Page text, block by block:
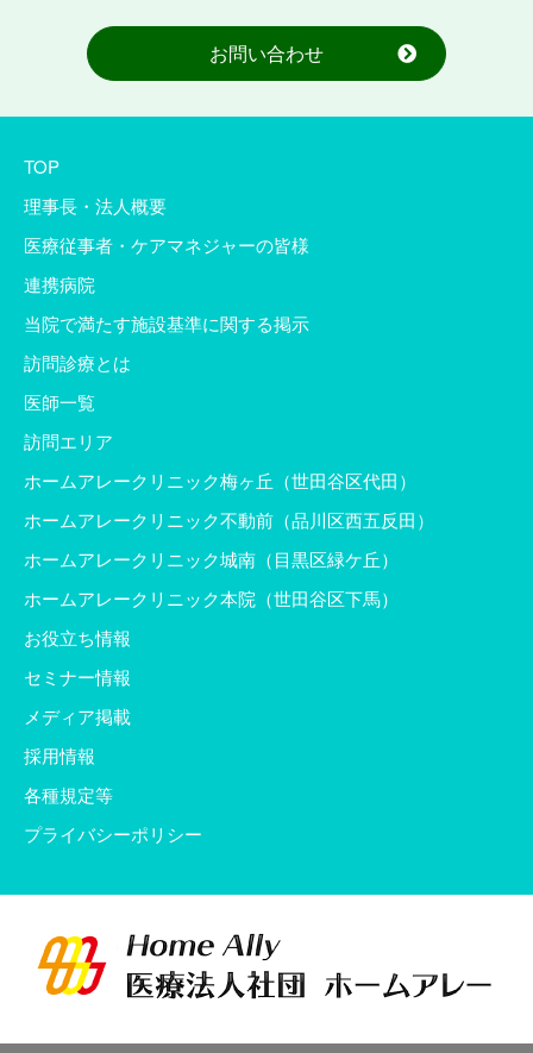
お問い合わせ
TOP
理事長・法人概要
医療従事者・ケアマネジャーの皆様
連携病院
当院で満たす施設基準に関する掲示
訪問診療とは
医師一覧
訪問エリア
ホームアレークリニック梅ヶ丘（世田谷区代田）
ホームアレークリニック不動前（品川区西五反田）
ホームアレークリニック城南（目黒区緑ケ丘）
ホームアレークリニック本院（世田谷区下馬）
お役立ち情報
セミナー情報
メディア掲載
採用情報
各種規定等
プライバシーポリシー